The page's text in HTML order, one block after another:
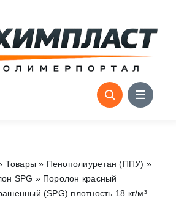
Товары » Пенополиуретан (ППУ) »
SPG » Поролон красный
(SPG) плотность 18 кг/м³